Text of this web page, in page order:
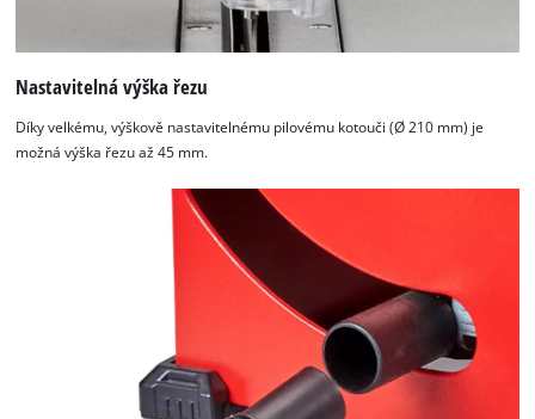
Nastavitelná výška řezu
Díky velkému, výškově nastavitelnému pilovému kotouči (Ø 210 mm) je
možná výška řezu až 45 mm.